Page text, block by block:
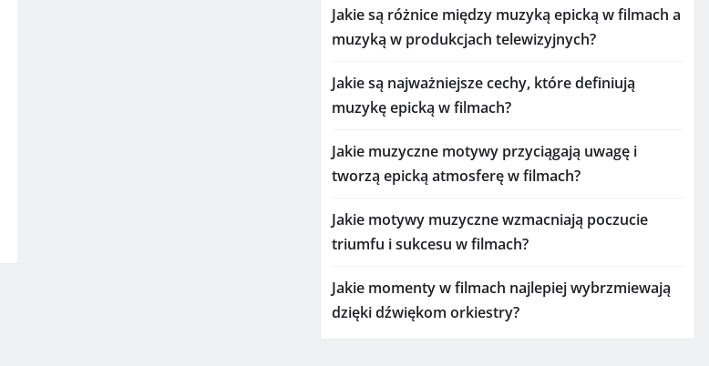
Jakie są różnice między muzyką epicką w filmach a
muzyką w produkcjach telewizyjnych?
Jakie są najważniejsze cechy, które definiują
muzykę epicką w filmach?
Jakie muzyczne motywy przyciągają uwagę i
tworzą epicką atmosferę w filmach?
Jakie motywy muzyczne wzmacniają poczucie
triumfu i sukcesu w filmach?
Jakie momenty w filmach najlepiej wybrzmiewają
dzięki dźwiękom orkiestry?